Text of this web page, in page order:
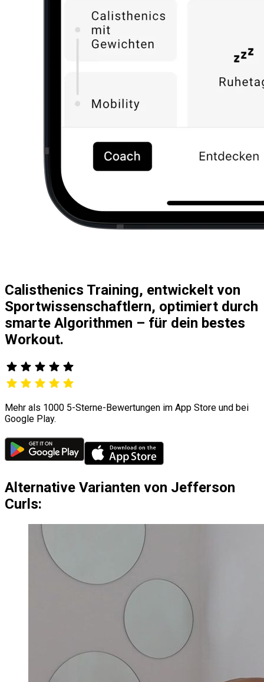
Calisthenics Training, entwickelt von
Sportwissenschaftlern, optimiert durch
smarte Algorithmen – für dein bestes
Workout.
Mehr als 1000 5-Sterne-Bewertungen im App Store und bei
Google Play.
Alternative Varianten von Jefferson
Curls: